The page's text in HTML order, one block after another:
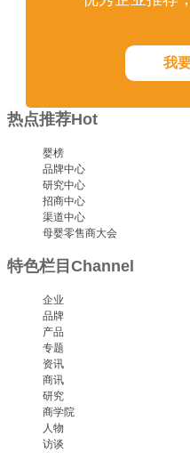
我
热点推荐Hot
婴榜
品牌中心
研究中心
招商中心
渠道中心
母婴零售商大会
特色栏目 Channel
企业
品牌
产品
专题
资讯
商讯
研究
商学院
人物
访谈